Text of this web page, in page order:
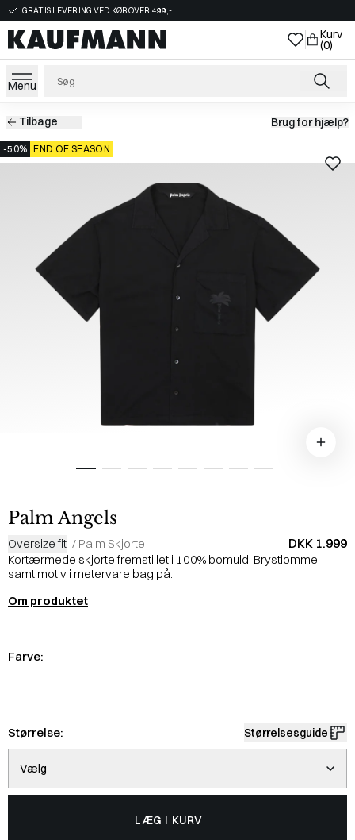
GRATIS LEVERING VED KØB OVER 499,-
Kurv
(0)
Menu
Tilbage Brug for hjælp?
-50% END OF SEASON
Palm Angels
Oversize fit / Palm Skjorte DKK 1.999
Kortærmede skjorte fremstillet i 100% bomuld. Brystlomme,
samt motiv i metervare bag på.
Om produktet
Farve:
Størrelse: Størrelsesguide
Vælg
LÆG I KURV